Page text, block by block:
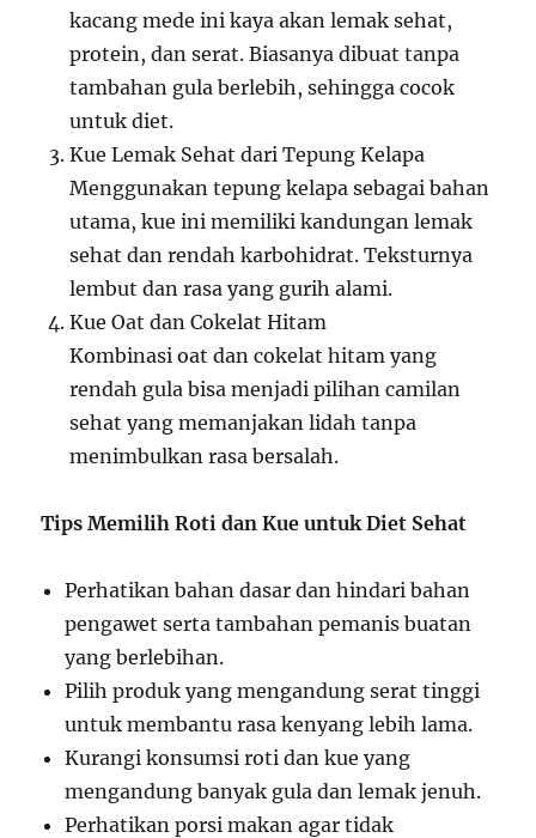
kacang mede ini kaya akan lemak sehat,
protein, dan serat. Biasanya dibuat tanpa
tambahan gula berlebih, sehingga cocok
untuk diet.
Kue Lemak Sehat dari Tepung Kelapa
Menggunakan tepung kelapa sebagai bahan
utama, kue ini memiliki kandungan lemak
sehat dan rendah karbohidrat. Teksturnya
lembut dan rasa yang gurih alami.
Kue Oat dan Cokelat Hitam
Kombinasi oat dan cokelat hitam yang
rendah gula bisa menjadi pilihan camilan
sehat yang memanjakan lidah tanpa
menimbulkan rasa bersalah.
Tips Memilih Roti dan Kue untuk Diet Sehat
Perhatikan bahan dasar dan hindari bahan
pengawet serta tambahan pemanis buatan
yang berlebihan.
Pilih produk yang mengandung serat tinggi
untuk membantu rasa kenyang lebih lama.
Kurangi konsumsi roti dan kue yang
mengandung banyak gula dan lemak jenuh.
Perhatikan porsi makan agar tidak